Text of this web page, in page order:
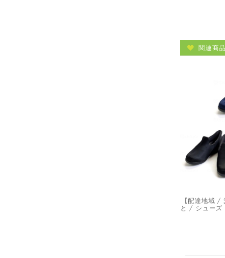
関連商品
【配達地域 /
と / シューズ